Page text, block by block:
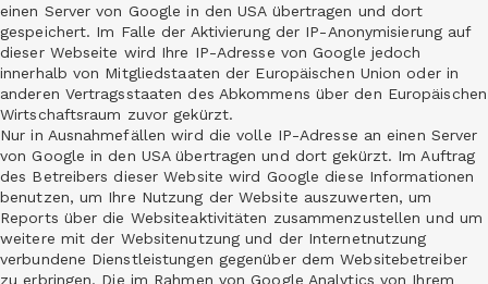
einen Server von Google in den USA übertragen und dort
gespeichert. Im Falle der Aktivierung der IP-Anonymisierung auf
dieser Webseite wird Ihre IP-Adresse von Google jedoch
innerhalb von Mitgliedstaaten der Europäischen Union oder in
anderen Vertragsstaaten des Abkommens über den Europäischen
Wirtschaftsraum zuvor gekürzt.
Nur in Ausnahmefällen wird die volle IP-Adresse an einen Server
von Google in den USA übertragen und dort gekürzt. Im Auftrag
des Betreibers dieser Website wird Google diese Informationen
benutzen, um Ihre Nutzung der Website auszuwerten, um
Reports über die Websiteaktivitäten zusammenzustellen und um
weitere mit der Websitenutzung und der Internetnutzung
verbundene Dienstleistungen gegenüber dem Websitebetreiber
zu erbringen. Die im Rahmen von Google Analytics von Ihrem